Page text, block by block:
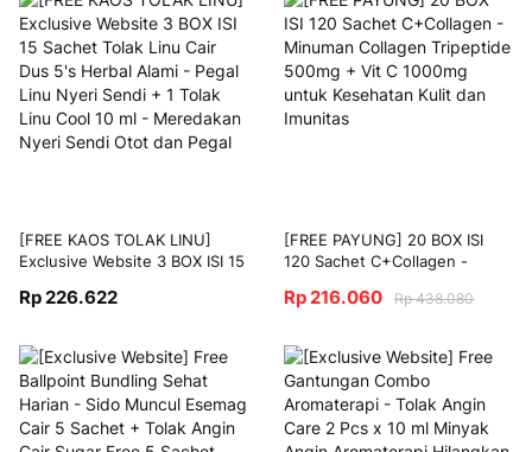
Sendi Otot dan Pegal
[FREE KAOS TOLAK LINU]
Exclusive Website 3 BOX ISI 15
Herbal Alami - Pegal Linu Nyeri
- Meredakan Nyeri Sendi Otot
dan Pegal
Rp 226.622
[FREE PAYUNG] 20 BOX ISI
120 Sachet C+Collagen -
500mg + Vit C 1000mg untuk
Rp 216.060 Rp 438.080